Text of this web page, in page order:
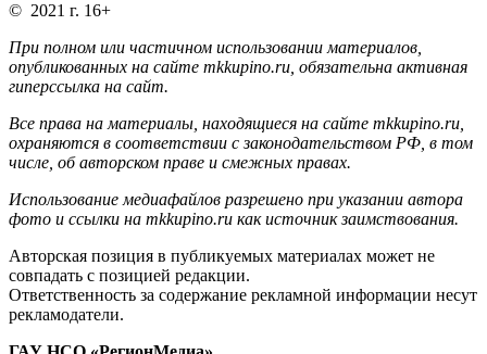
© 2021 г. 16+
При полном или частичном использовании материалов,
опубликованных на сайте mkkupino.ru, обязательна активная
гиперссылка на сайт.
Все права на материалы, находящиеся на сайте mkkupino.ru,
охраняются в соответствии с законодательством РФ, в том
числе, об авторском праве и смежных правах.
Использование медиафайлов разрешено при указании автора
фото и ссылки на mkkupino.ru как источник заимствования.
Авторская позиция в публикуемых материалах может не
совпадать с позицией редакции.
Ответственность за содержание рекламной информации несут
рекламодатели.